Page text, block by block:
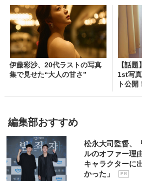
伊藤彩沙、20代ラストの写真
集で見せた“大人の甘さ”
【話
1st写
ト公開
編集部おすすめ
松永大司監督、
ルのオファー理
キャラクターに
かった」
P R